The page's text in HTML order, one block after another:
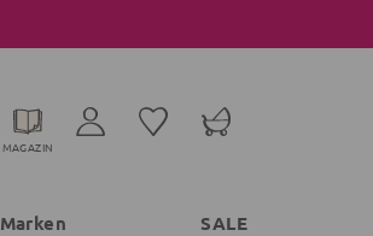
MAGAZIN
Marken SALE